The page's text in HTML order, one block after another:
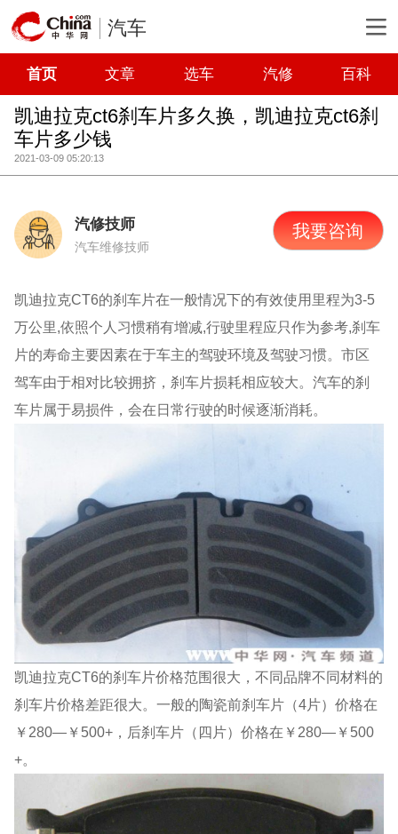
汽车
首页 文章 选车 汽修 百科
凯迪拉克ct6刹车片多久换，凯迪拉克ct6刹
车片多少钱
2021-03-09 05:20:13
汽修技师
汽车维修技师
我要咨询
凯迪拉克CT6的刹车片在一般情况下的有效使用里程为3-5
万公里,依照个人习惯稍有增减,行驶里程应只作为参考,刹车
片的寿命主要因素在于车主的驾驶环境及驾驶习惯。市区
驾车由于相对比较拥挤，刹车片损耗相应较大。汽车的刹
车片属于易损件，会在日常行驶的时候逐渐消耗。
凯迪拉克CT6的刹车片价格范围很大，不同品牌不同材料的
刹车片价格差距很大。一般的陶瓷前刹车片（4片）价格在
￥280—￥500+，后刹车片（四片）价格在￥280—￥500
+。